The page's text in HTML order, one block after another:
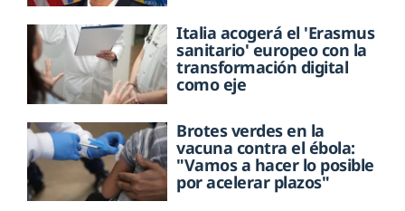
Italia acogerá el 'Erasmus
sanitario' europeo con la
transformación digital
como eje
Brotes verdes en la
vacuna contra el ébola:
"Vamos a hacer lo posible
por acelerar plazos"